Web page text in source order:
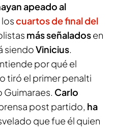
apeado al
cuartos de final del
más señaladosen
siendoVinicius.
por qué el
tiró el primer penalti
Guimaraes. Carlo
post partido, ha
que fue él quien